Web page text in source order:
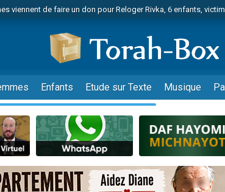
viennent de faire un don pour Reloger Rivka, 6 enfants,
viennent de demander une bénédiction
de nous rejoindre sur WhatsApp
places pour étudier en groupe sur Zoom
viennent de faire un don pour Diane, 80 ans, dans un
son Maasser
de nous rejoindre sur WhatsApp
de nous rejoindre sur WhatsApp
viennent de faire un don pour 5 jours de vacances aux
Enfants Etude sur Texte Musique